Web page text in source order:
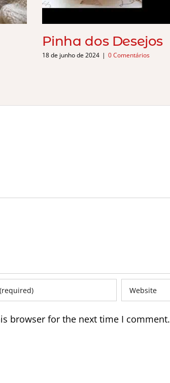
Pinha dos Desejos
18 de junho de 2024 | 0 Comentários
browser for the next time I comment.